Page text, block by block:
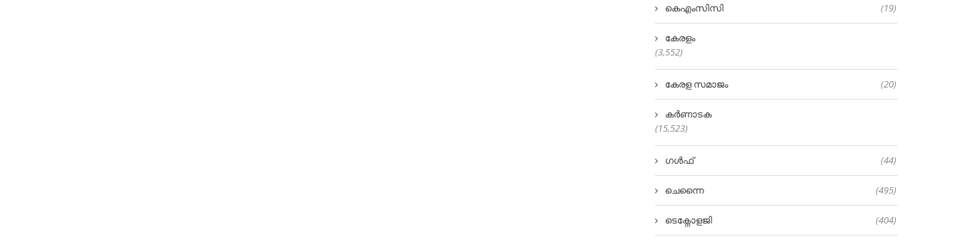
കെഎംസിസി (19)
കേരളം
(3,552)
കേരള സമാജം (20)
കർണാടക
(15,523)
ഗൾഫ് (44)
ചെന്നൈ (495)
ടെക്നോളജി (404)